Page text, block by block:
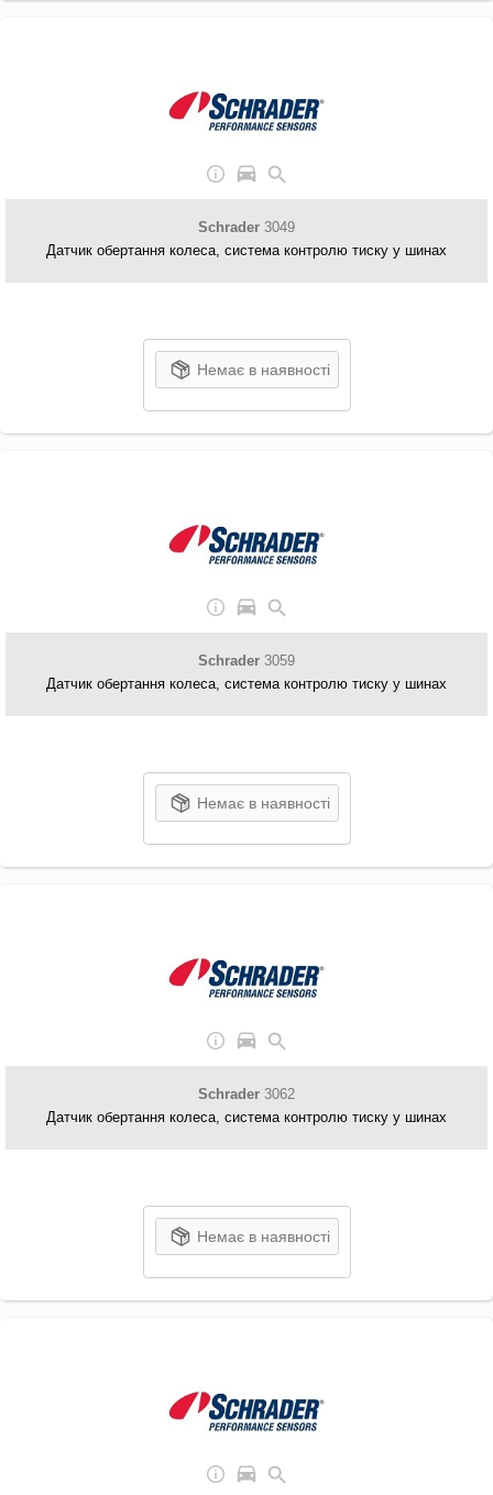
Schrader 3049
Датчик обертання колеса, система контролю тиску у шинах
Немає в наявності
Schrader 3059
Датчик обертання колеса, система контролю тиску у шинах
Немає в наявності
Schrader 3062
Датчик обертання колеса, система контролю тиску у шинах
Немає в наявності